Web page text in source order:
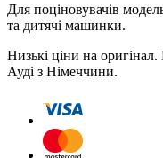
Для поціновувачів
та дитячі машинки.
Низькі ціни на
Ауді з Німеччини.